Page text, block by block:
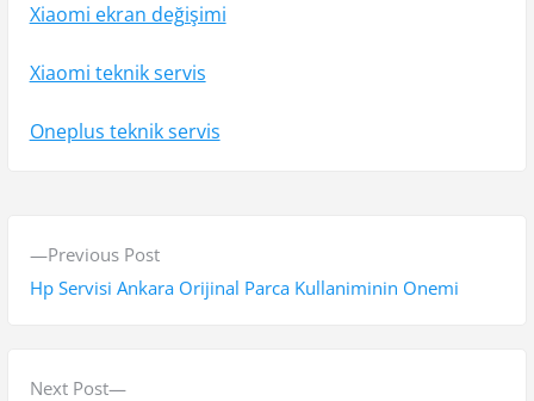
Xiaomi ekran değişimi
Xiaomi teknik servis
Oneplus teknik servis
Previous PostP
r
Hp Servisi Ankara Orijinal Parca Kullaniminin Onemi
Next Post
N